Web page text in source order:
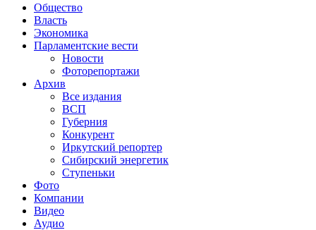
Общество
Власть
Экономика
Парламентские вести
Новости
Фоторепортажи
Архив
Все издания
ВСП
Губерния
Конкурент
Иркутский репортер
Сибирский энергетик
Ступеньки
Фото
Компании
Видео
Аудио